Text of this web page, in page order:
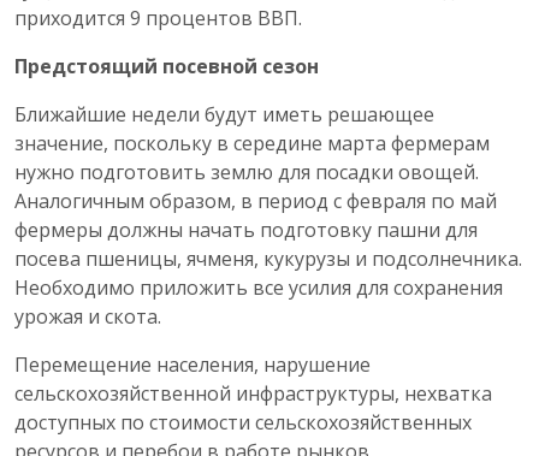
приходится 9 процентов ВВП.
Предстоящий посевной сезон
Ближайшие недели будут иметь решающее
значение, поскольку в середине марта фермерам
нужно подготовить землю для посадки овощей.
Аналогичным образом, в период с февраля по май
фермеры должны начать подготовку пашни для
посева пшеницы, ячменя, кукурузы и подсолнечника.
Необходимо приложить все усилия для сохранения
урожая и скота.
Перемещение населения, нарушение
сельскохозяйственной инфраструктуры, нехватка
доступных по стоимости сельскохозяйственных